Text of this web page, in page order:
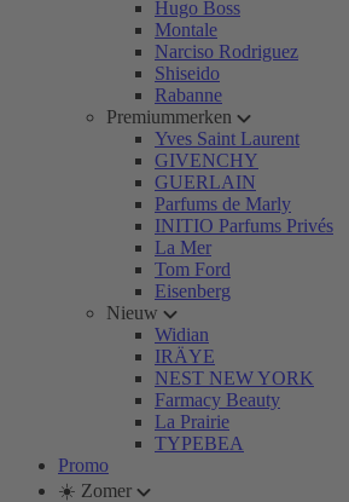
Hugo Boss
Montale
Narciso Rodriguez
Shiseido
Rabanne
Premiummerken
Yves Saint Laurent
GIVENCHY
GUERLAIN
Parfums de Marly
INITIO Parfums Privés
La Mer
Tom Ford
Eisenberg
Nieuw
Widian
IRÄYE
NEST NEW YORK
Farmacy Beauty
La Prairie
TYPEBEA
Promo
☀️ Zomer